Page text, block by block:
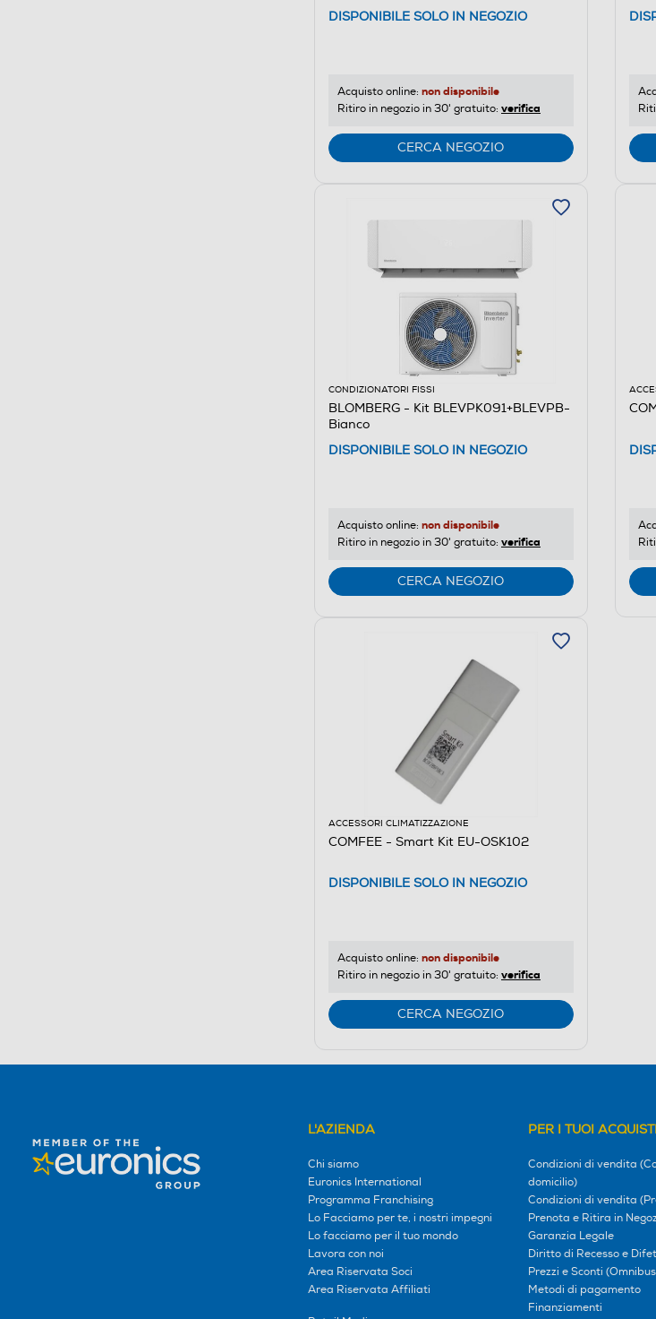
DISPONIBILE SOLO IN NEGOZIO
Acquisto online: non disponibile
Ritiro in negozio in 30' gratuito: verifica
CERCA NEGOZIO
CONDIZIONATORI FISSI
BLOMBERG - Kit BLEVPK091+BLEVPB-
Bianco
DISPONIBILE SOLO IN NEGOZIO
Acquisto online: non disponibile
Ritiro in negozio in 30' gratuito: verifica
CERCA NEGOZIO
ACCESSORI CLIMATIZZAZIONE
COMFEE - Smart Kit EU-OSK102
DISPONIBILE SOLO IN NEGOZIO
Acquisto online: non disponibile
Ritiro in negozio in 30' gratuito: verifica
CERCA NEGOZIO
L'AZIENDA
Chi siamo
Euronics International
Programma Franchising
Lo Facciamo per te, i nostri impegni
Lo facciamo per il tuo mondo
Lavora con noi
Area Riservata Soci
Area Riservata Affiliati
PER I TUOI ACQUISTI
Condizioni di vendita
domicilio)
Condizioni di vendita
Prenota e Ritira in
Garanzia Legale
Diritto di Recesso e
Prezzi e Sconti
Metodi di pagamento
Finanziamenti